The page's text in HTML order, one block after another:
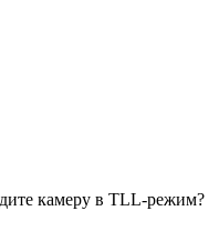
камеру в TLL-режим?